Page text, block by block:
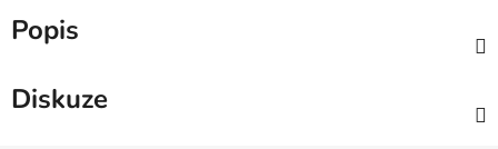
Popis
Diskuze